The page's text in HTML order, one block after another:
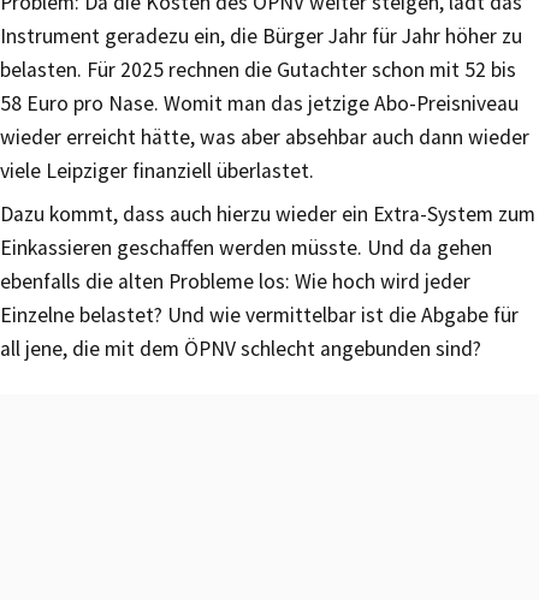
Instrument geradezu ein, die Bürger Jahr für Jahr höher zu
belasten. Für 2025 rechnen die Gutachter schon mit 52 bis
58 Euro pro Nase. Womit man das jetzige Abo-Preisniveau
wieder erreicht hätte, was aber absehbar auch dann wieder
viele Leipziger finanziell überlastet.
Dazu kommt, dass auch hierzu wieder ein Extra-System zum
Einkassieren geschaffen werden müsste. Und da gehen
ebenfalls die alten Probleme los: Wie hoch wird jeder
Einzelne belastet? Und wie vermittelbar ist die Abgabe für
all jene, die mit dem ÖPNV schlecht angebunden sind?